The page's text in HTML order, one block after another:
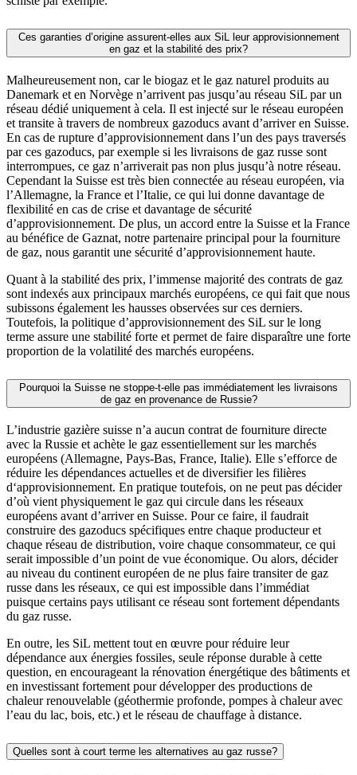
Ces garanties d’origine assurent-elles aux SiL leur approvisionnement
en gaz et la stabilité des prix?
Malheureusement non, car le biogaz et le gaz naturel produits au
Danemark et en Norvège n’arrivent pas jusqu’au réseau SiL par un
réseau dédié uniquement à cela. Il est injecté sur le réseau européen
et transite à travers de nombreux gazoducs avant d’arriver en Suisse.
En cas de rupture d’approvisionnement dans l’un des pays traversés
par ces gazoducs, par exemple si les livraisons de gaz russe sont
interrompues, ce gaz n’arriverait pas non plus jusqu’à notre réseau.
Cependant la Suisse est très bien connectée au réseau européen, via
l’Allemagne, la France et l’Italie, ce qui lui donne davantage de
flexibilité en cas de crise et davantage de sécurité
d’approvisionnement. De plus, un accord entre la Suisse et la France
au bénéfice de Gaznat, notre partenaire principal pour la fourniture
de gaz, nous garantit une sécurité d’approvisionnement haute.
Quant à la stabilité des prix, l’immense majorité des contrats de gaz
sont indexés aux principaux marchés européens, ce qui fait que nous
subissons également les hausses observées sur ces derniers.
Toutefois, la politique d’approvisionnement des SiL sur le long
terme assure une stabilité forte et permet de faire disparaître une forte
proportion de la volatilité des marchés européens.
Pourquoi la Suisse ne stoppe-t-elle pas immédiatement les livraisons
de gaz en provenance de Russie?
L’industrie gazière suisse n’a aucun contrat de fourniture directe
avec la Russie et achète le gaz essentiellement sur les marchés
européens (Allemagne, Pays-Bas, France, Italie). Elle s’efforce de
réduire les dépendances actuelles et de diversifier les filières
d‘approvisionnement. En pratique toutefois, on ne peut pas décider
d’où vient physiquement le gaz qui circule dans les réseaux
européens avant d’arriver en Suisse. Pour ce faire, il faudrait
construire des gazoducs spécifiques entre chaque producteur et
chaque réseau de distribution, voire chaque consommateur, ce qui
serait impossible d’un point de vue économique. Ou alors, décider
au niveau du continent européen de ne plus faire transiter de gaz
russe dans les réseaux, ce qui est impossible dans l’immédiat
puisque certains pays utilisant ce réseau sont fortement dépendants
du gaz russe.
En outre, les SiL mettent tout en œuvre pour réduire leur
dépendance aux énergies fossiles, seule réponse durable à cette
question, en encourageant la rénovation énergétique des bâtiments et
en investissant fortement pour développer des productions de
chaleur renouvelable (géothermie profonde, pompes à chaleur avec
l’eau du lac, bois, etc.) et le réseau de chauffage à distance.
Quelles sont à court terme les alternatives au gaz russe?